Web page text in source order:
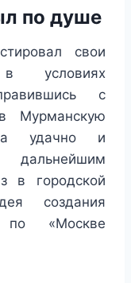
по душе
свои
условиях
с
Мурманскую
удачно и
в городской
создания
по «Москве